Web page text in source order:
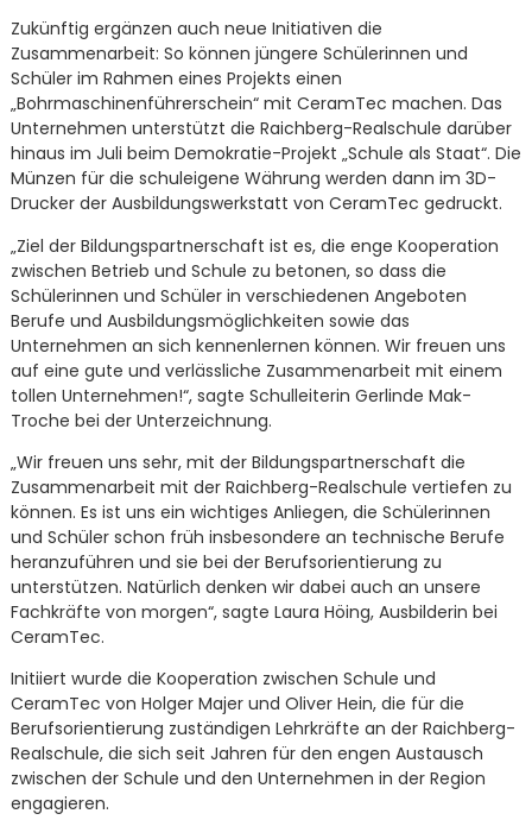
Zukünftig ergänzen auch neue Initiativen die
Zusammenarbeit: So können jüngere Schülerinnen und
Schüler im Rahmen eines Projekts einen
„Bohrmaschinenführerschein“ mit CeramTec machen. Das
Unternehmen unterstützt die Raichberg-Realschule darüber
hinaus im Juli beim Demokratie-Projekt „Schule als Staat“. Die
Münzen für die schuleigene Währung werden dann im 3D-
Drucker der Ausbildungswerkstatt von CeramTec gedruckt.
„Ziel der Bildungspartnerschaft ist es, die enge Kooperation
zwischen Betrieb und Schule zu betonen, so dass die
Schülerinnen und Schüler in verschiedenen Angeboten
Berufe und Ausbildungsmöglichkeiten sowie das
Unternehmen an sich kennenlernen können. Wir freuen uns
auf eine gute und verlässliche Zusammenarbeit mit einem
tollen Unternehmen!“, sagte Schulleiterin Gerlinde Mak-
Troche bei der Unterzeichnung.
„Wir freuen uns sehr, mit der Bildungspartnerschaft die
Zusammenarbeit mit der Raichberg-Realschule vertiefen zu
können. Es ist uns ein wichtiges Anliegen, die Schülerinnen
und Schüler schon früh insbesondere an technische Berufe
heranzuführen und sie bei der Berufsorientierung zu
unterstützen. Natürlich denken wir dabei auch an unsere
Fachkräfte von morgen“, sagte Laura Höing, Ausbilderin bei
CeramTec.
Initiiert wurde die Kooperation zwischen Schule und
CeramTec von Holger Majer und Oliver Hein, die für die
Berufsorientierung zuständigen Lehrkräfte an der Raichberg-
Realschule, die sich seit Jahren für den engen Austausch
zwischen der Schule und den Unternehmen in der Region
engagieren.